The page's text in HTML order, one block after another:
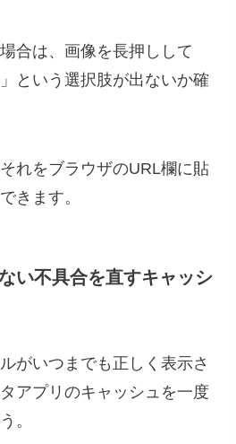
合は、画像を長押しして
という選択肢が出ないか確
れをブラウザのURL欄に貼
きます。
い不具合を直すキャッシ
がいつまでも正しく表示さ
アプリのキャッシュを一度
。